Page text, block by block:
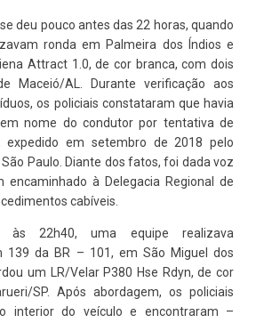
deu pouco antes das 22 horas, quando
ronda em Palmeira dos Índios e
Attract 1.0, de cor branca, com dois
Maceió/AL. Durante verificação aos
os policiais constataram que havia
nome do condutor por tentativa de
expedido em setembro de 2018 pelo
Paulo. Diante dos fatos, foi dada voz
à Delegacia Regional de
cabíveis.
às 22h40, uma equipe realizava
139 da BR – 101, em São Miguel dos
um LR/Velar P380 Hse Rdyn, de cor
SP. Após abordagem, os policiais
interior do veículo e encontraram –